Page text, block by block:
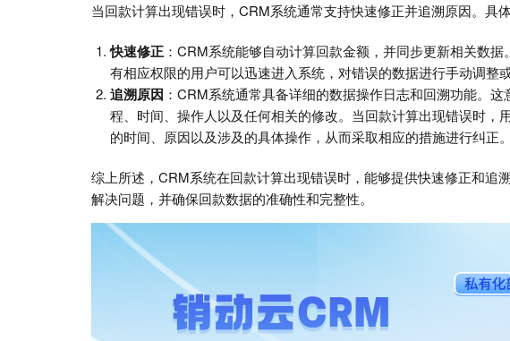
当回款计算出现错误时，CRM系统通常支持快速修正并追溯原因。具
快速修正 ：CRM系统能够自动计算回款金额，并同步更新相关数
有相应权限的用户可以迅速进入系统，对错误的数据进行手动调整
追溯原因 ：CRM系统通常具备详细的数据操作日志和回溯功能。
程、时间、操作人以及任何相关的修改。当回款计算出现错误时，
的时间、原因以及涉及的具体操作，从而采取相应的措施进行纠正。
综上所述，CRM系统在回款计算出现错误时，能够提供快速修正和追
解决问题，并确保回款数据的准确性和完整性。